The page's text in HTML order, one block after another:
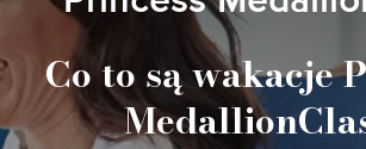
Co to są wakacje